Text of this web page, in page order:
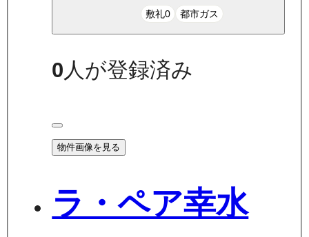
敷礼0 都市ガス
0 人が登録済み
物件画像を見る
ラ・ペア幸水